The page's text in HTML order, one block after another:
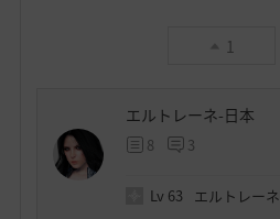
1
エルトレーネ-日本
8 3
Lv 63 エルトレーネ